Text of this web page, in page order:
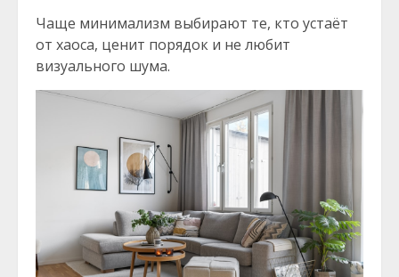
Чаще минимализм выбирают те, кто устаёт
от хаоса, ценит порядок и не любит
визуального шума.